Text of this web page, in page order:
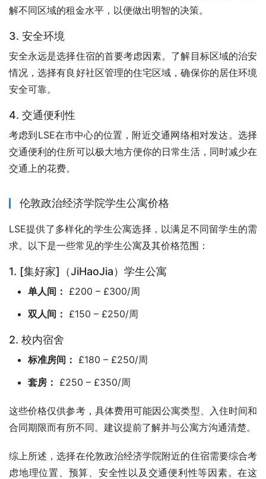
解不同区域的租金水平，以便做出明智的决策。
3. 安全环境
安全永远是选择住宿的首要考虑因素。了解目标区域的治安
情况，选择有良好社区管理的住宅区域，确保你的居住环境
安全可靠。
4. 交通便利性
考虑到LSE在市中心的位置，附近交通网络相对发达。选择
交通便利的住所可以极大地方便你的日常生活，同时减少在
交通上的花费。
伦敦政治经济学院学生公寓价格
LSE提供了多样化的学生公寓选择，以满足不同留学生的需
求。以下是一些常见的学生公寓及其价格范围：
1. [集好家]（JiHaoJia）学生公寓
单人间： £200 – £300/周
双人间： £150 – £250/周
2. 校内宿舍
标准房间： £180 – £250/周
套房： £250 – £350/周
这些价格仅供参考，具体费用可能因公寓类型、入住时间和
合同期限而有所不同。建议提前了解并与公寓方沟通清楚。
综上所述，选择在伦敦政治经济学院附近的住宿需要综合考
虑地理位置、预算、安全性以及交通便利性等因素。在这